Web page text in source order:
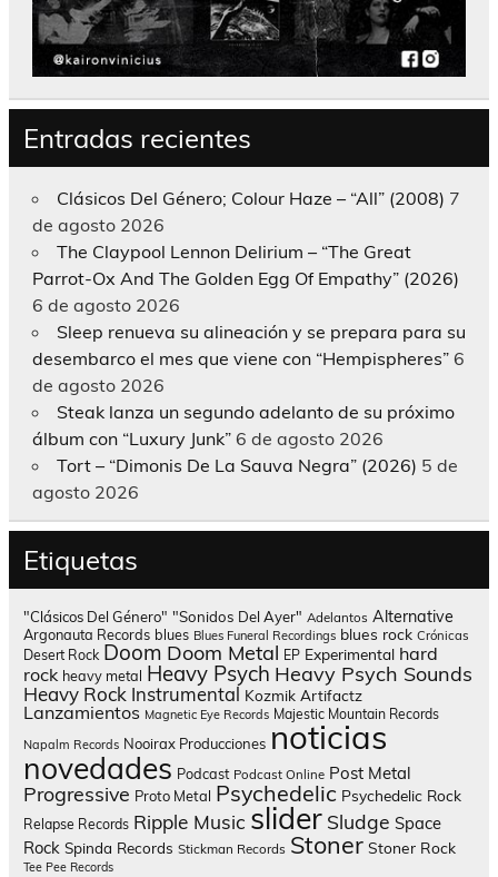
Entradas recientes
Clásicos Del Género; Colour Haze – “All” (2008) 7
de agosto 2026
The Claypool Lennon Delirium – “The Great
Parrot-Ox And The Golden Egg Of Empathy” (2026)
6 de agosto 2026
Sleep renueva su alineación y se prepara para su
desembarco el mes que viene con “Hempispheres” 6
de agosto 2026
Steak lanza un segundo adelanto de su próximo
álbum con “Luxury Junk” 6 de agosto 2026
Tort – “Dimonis De La Sauva Negra” (2026) 5 de
agosto 2026
Etiquetas
"Clásicos Del Género" "Sonidos Del Ayer" Adelantos Alternative
Argonauta Records blues Blues Funeral Recordings blues rock Crónicas
Desert Rock Doom Doom Metal EP Experimental hard
rock heavy metal Heavy Psych Heavy Psych Sounds
Heavy Rock Instrumental Kozmik Artifactz
Lanzamientos Magnetic Eye Records Majestic Mountain Records
Napalm Records Nooirax Producciones noticias
novedades Podcast Podcast Online Post Metal
Progressive Proto Metal Psychedelic Psychedelic Rock
Relapse Records Ripple Music slider Sludge Space
Rock Spinda Records Stickman Records Stoner Stoner Rock
Tee Pee Records